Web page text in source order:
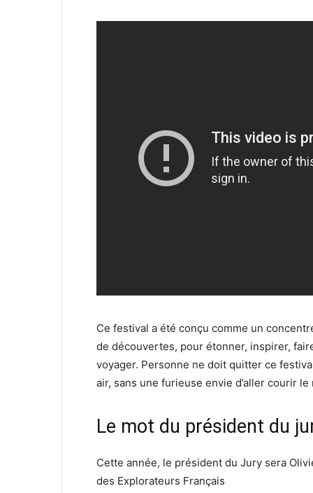
Ce festival a été conçu comme un
de découvertes, pour étonner, inspirer,
voyager. Personne ne doit quitter ce
air, sans une furieuse envie d’aller courir
Le mot du président du
Cette année, le président du Jury sera
des Explorateurs Français